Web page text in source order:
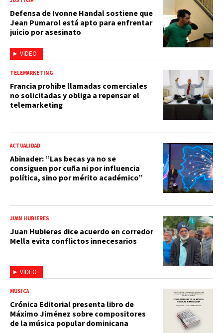
VIDEO
Defensa de Ivonne Handal sostiene que
Jean Pumarol está apto para enfrentar
juicio por asesinato
TELEMARKETING
Francia prohibe llamadas comerciales
no solicitadas y obliga a repensar el
telemarketing
ACTUALIDAD
Abinader: “Las becas ya no se
consiguen por cuña ni por influencia
política, sino por mérito académico”
VIDEO
JUAN HUBIERES
Juan Hubieres dice acuerdo en corredor
Mella evita conflictos innecesarios
MÚSICA
Crónica Editorial presenta libro de
Máximo Jiménez sobre compositores
de la música popular dominicana